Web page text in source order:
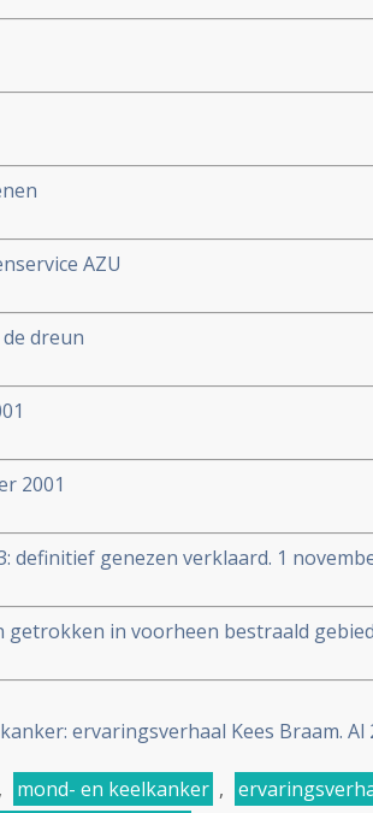
AZU
dreun
2001
definitief genezen verklaard. 1
getrokken in voorheen bestraald
ervaringsverhaal Kees Braam.
, mond- en keelkanker ,